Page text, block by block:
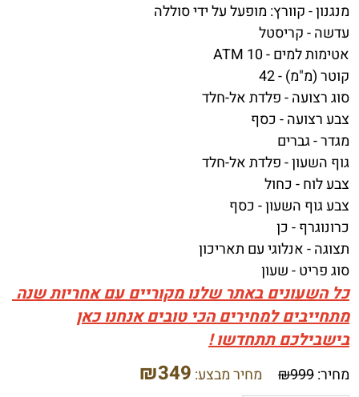
מנגנון -קוורץ: מופעל על ידי סוללה
עדשה -קריסטל
אטימות למים -10 ATM
קוטר (מ"מ) -42
סוג רצועה -פלדת אל-חלד
צבע רצועה -כסף
מגדר -גברים
גוף השעון -פלדת אל-חלד
צבע לוח -כחול
צבע גוף השעון -כסף
כרונוגרף -כן
תצוגה -אנלוגי עם תאריכון
סוג פריט -שעון
כל השעונים באתר שלנו מקוריים עם אחריות שנה
מתחייבים למחירים הכי טובים אנחנו כאן
בישבילכם תתחדשו !
מחיר: ₪999 מחיר מבצע: ₪349